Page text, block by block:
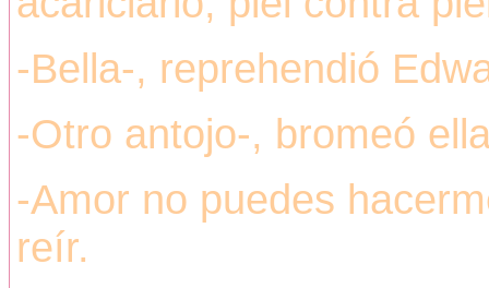
-Bella-, reprehendió
-Otro antojo-, bromeó
-Amor no puedes
reír.